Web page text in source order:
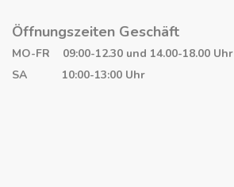
Öffnungszeiten Geschäft
MO-FR 09:00-12.30 und 14.00-18.00 Uhr
SA 10:00-13:00 Uhr